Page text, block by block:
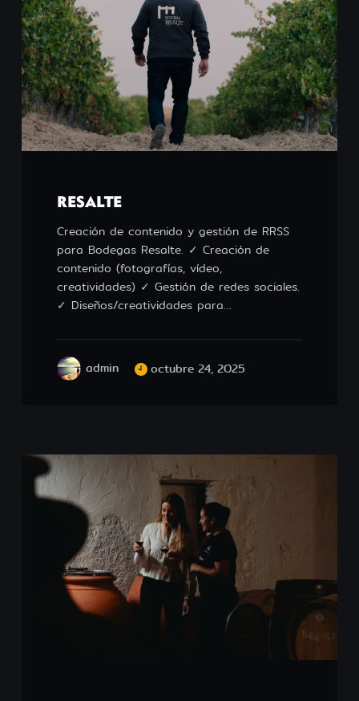
RESALTE
Creación de contenido y gestión de RRSS
para Bodegas Resalte. ✓ Creación de
contenido (fotografías, vídeo,
creatividades) ✓ Gestión de redes sociales.
✓ Diseños/creatividades para…
admin octubre 24, 2025